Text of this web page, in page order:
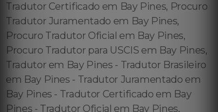
Tradutor Certificado em Bay Pines, Procuro
Tradutor Juramentado em Bay Pines,
Procuro Tradutor Oficial em Bay Pines,
Procuro Tradutor para USCIS em Bay Pines,
Tradutor em Bay Pines - Tradutor Brasileiro
em Bay Pines - Tradutor Juramentado em
Bay Pines - Tradutor Certificado em Bay
Pines - Tradutor Oficial em Bay Pines,